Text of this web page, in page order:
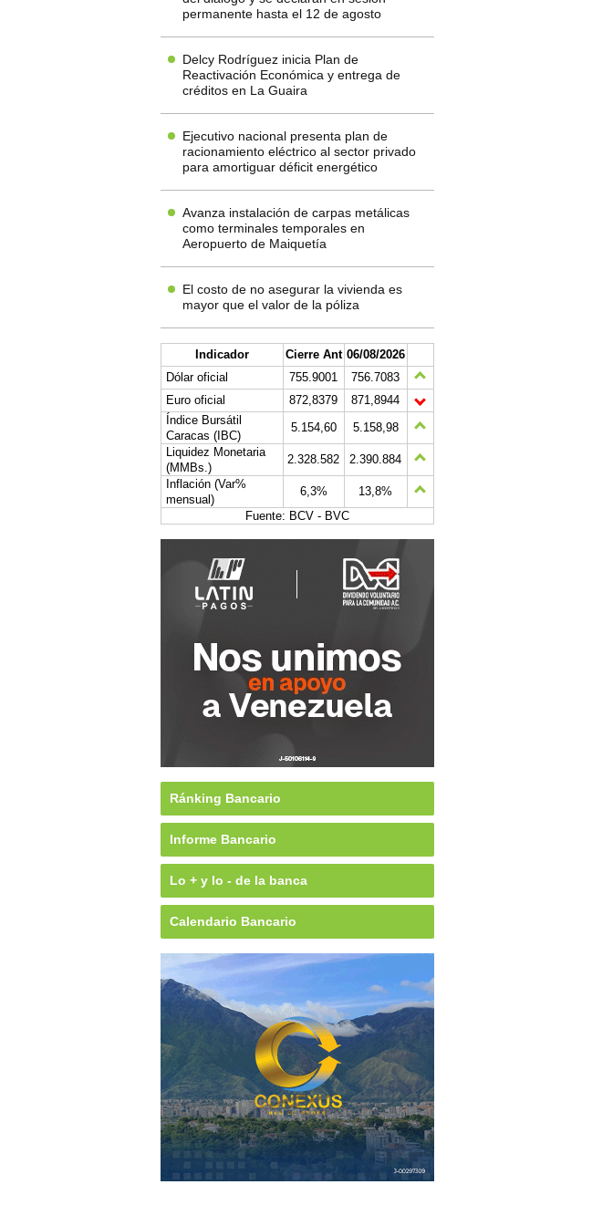
permanente hasta el 12 de agosto
Delcy Rodríguez inicia Plan de
Reactivación Económica y entrega de
créditos en La Guaira
Ejecutivo nacional presenta plan de
racionamiento eléctrico al sector privado
para amortiguar déficit energético
Avanza instalación de carpas metálicas
como terminales temporales en
Aeropuerto de Maiquetía
El costo de no asegurar la vivienda es
mayor que el valor de la póliza
Indicador Cierre Ant 06/08/2026
Dólar oficial
755.9001
756.7083
Euro oficial
872,8379
871,8944
Índice Bursátil
Caracas (IBC)
5.154,60
5.158,98
Liquidez Monetaria
(MMBs.)
2.328.582
2.390.884
Inflación (Var%
mensual)
6,3%
13,8%
Fuente: BCV - BVC
Ránking Bancario
Informe Bancario
Lo + y lo - de la banca
Calendario Bancario